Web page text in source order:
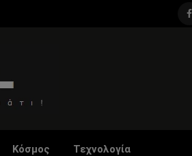
Κόσμος Τεχνολογία